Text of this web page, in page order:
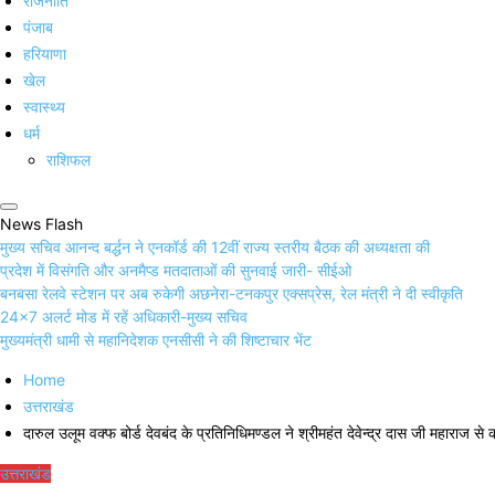
पंजाब
हरियाणा
खेल
स्वास्थ्य
धर्म
राशिफल
News Flash
मुख्य सचिव आनन्द बर्द्धन ने एनकॉर्ड की 12वीं राज्य स्तरीय बैठक की अध्यक्षता की
प्रदेश में विसंगति और अनमैप्ड मतदाताओं की सुनवाई जारी- सीईओ
बनबसा रेलवे स्टेशन पर अब रुकेगी अछनेरा-टनकपुर एक्सप्रेस, रेल मंत्री ने दी स्वीकृति
24×7 अलर्ट मोड में रहें अधिकारी-मुख्य सचिव
मुख्यमंत्री धामी से महानिदेशक एनसीसी ने की शिष्टाचार भेंट
Home
उत्तराखंड
दारुल उलूम वक्फ बोर्ड देवबंद के प्रतिनिधिमण्डल ने श्रीमहंत देवेन्द्र दास जी महाराज से
उत्तराखंड